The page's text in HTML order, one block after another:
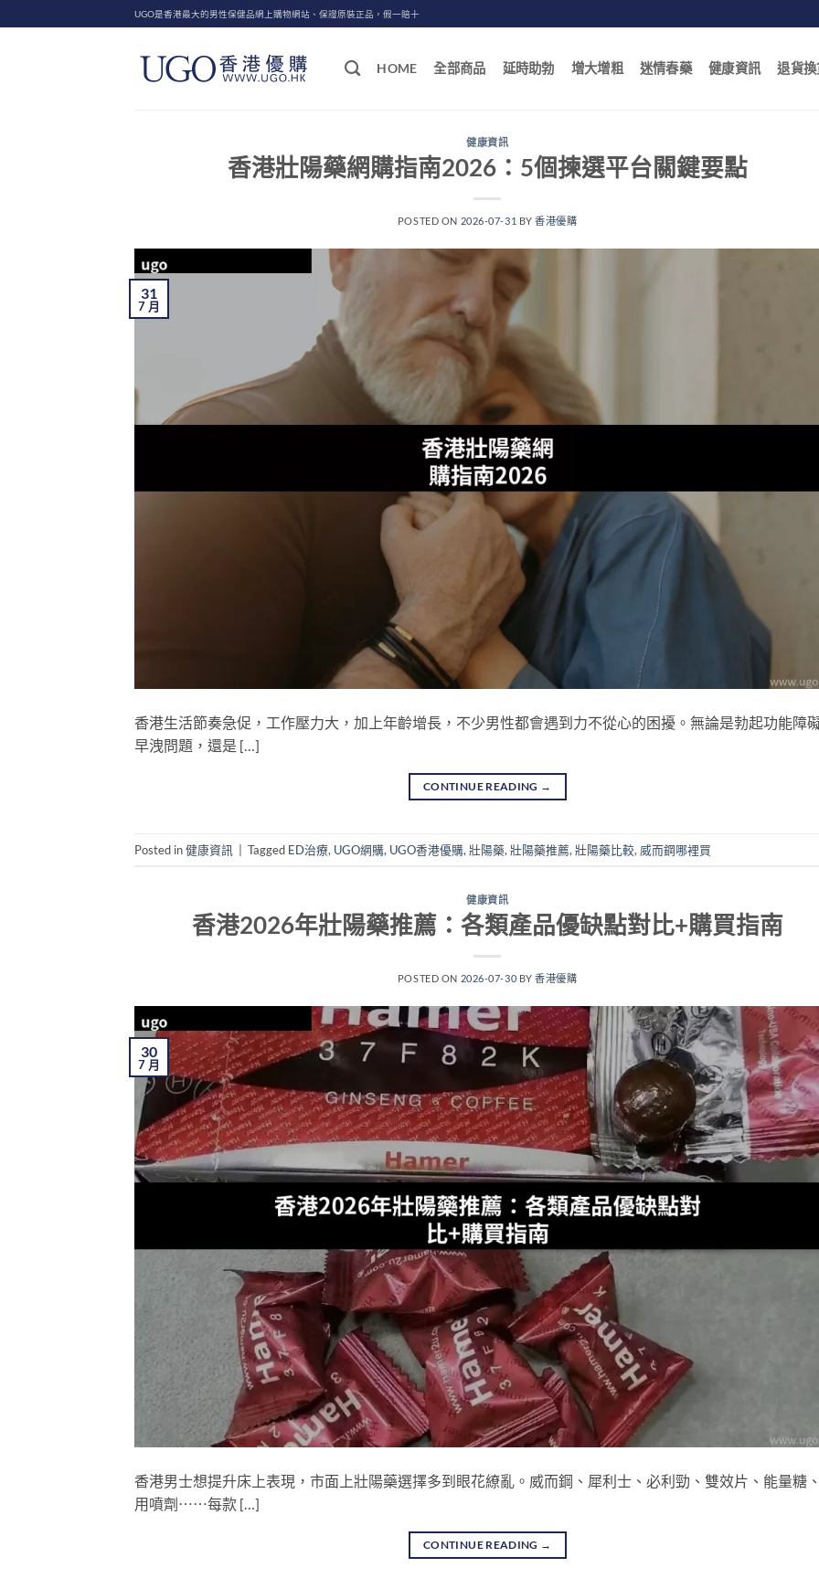
to
UGO是香港最大的男性保健品網上購物網站、保證原裝正品，假一賠十
HOME 全部商品 延時助勃 增大增粗 迷情春藥 健康資訊 退貨換
健康資訊
香港壯陽藥網購指南2026：5個揀選平台關鍵要點
POSTED ON 2026-07-31 BY香港優購
31
7 月
香港生活節奏急促，工作壓力大，加上年齡增長，不少男性都會遇到力不從心的困擾。無論是勃起功能障
早洩問題，還是 […]
CONTINUE READING →
Posted in健康資訊 Tagged ED治療, UGO網購, UGO香港優購, 壯陽藥, 壯陽藥推薦, 壯陽藥比較, 威而鋼哪裡買
健康資訊
香港2026年壯陽藥推薦：各類產品優缺點對比+購買指南
POSTED ON 2026-07-30 BY香港優購
30
7 月
香港男士想提升床上表現，市面上壯陽藥選擇多到眼花繚亂。威而鋼、犀利士、必利勁、雙效片、能量糖
用噴劑⋯⋯每款 […]
CONTINUE READING →